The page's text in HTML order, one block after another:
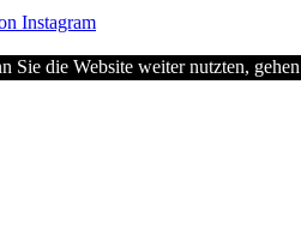
Sie die Website weiter nutzten,